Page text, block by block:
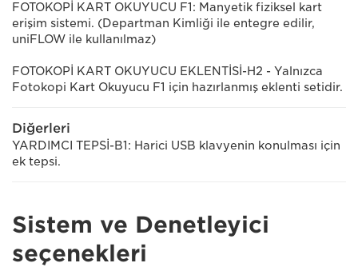
FOTOKOPİ KART OKUYUCU F1: Manyetik fiziksel kart
erişim sistemi. (Departman Kimliği ile entegre edilir,
uniFLOW ile kullanılmaz)
FOTOKOPİ KART OKUYUCU EKLENTİSİ-H2 - Yalnızca
Fotokopi Kart Okuyucu F1 için hazırlanmış eklenti setidir.
Diğerleri
YARDIMCI TEPSİ-B1: Harici USB klavyenin konulması için
ek tepsi.
Sistem ve Denetleyici
seçenekleri